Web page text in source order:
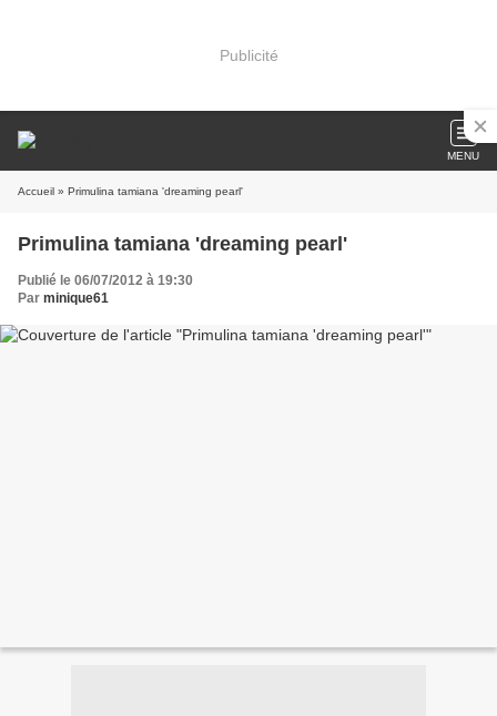
Publicité
MENU
Accueil » Primulina tamiana 'dreaming pearl'
Primulina tamiana 'dreaming pearl'
Publié le 06/07/2012 à 19:30
Par minique61